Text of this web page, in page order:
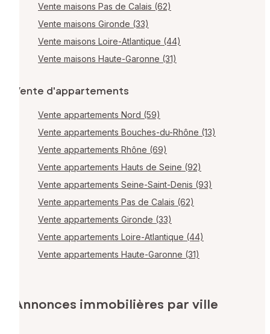
Vente maisons Pas de Calais (62)
Vente maisons Gironde (33)
Vente maisons Loire-Atlantique (44)
Vente maisons Haute-Garonne (31)
Vente d'appartements
Vente appartements Nord (59)
Vente appartements Bouches-du-Rhône (13)
Vente appartements Rhône (69)
Vente appartements Hauts de Seine (92)
Vente appartements Seine-Saint-Denis (93)
Vente appartements Pas de Calais (62)
Vente appartements Gironde (33)
Vente appartements Loire-Atlantique (44)
Vente appartements Haute-Garonne (31)
Annonces immobilières par ville